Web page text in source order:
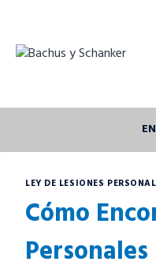
content
LEY DE LESIONES
Cómo
Personales